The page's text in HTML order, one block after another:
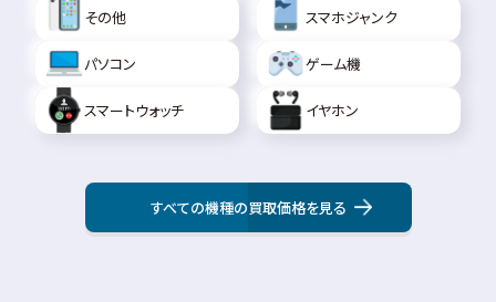
その他 スマホジャンク
パソコン ゲーム機
スマートウォッチ イヤホン
すべての機種の買取価格を見る